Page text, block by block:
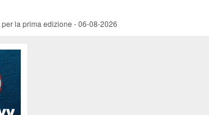
la prima edizione -06-08-2026
-06-08-2026
del Santo Patrono
della prima serata